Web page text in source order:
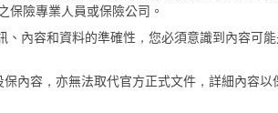
保險專業人員或保險公司。
、內容和資料的準確性，您必須意識到內容可
內容，亦無法取代官方正式文件，詳細內容以